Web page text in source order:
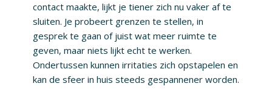
contact maakte, lijkt je tiener zich nu vaker af te
sluiten. Je probeert grenzen te stellen, in
gesprek te gaan of juist wat meer ruimte te
geven, maar niets lijkt echt te werken.
Ondertussen kunnen irritaties zich opstapelen en
kan de sfeer in huis steeds gespannener worden.